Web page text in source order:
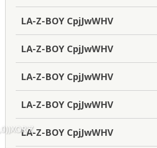
LA-Z-BOY CpjJwWHV
LA-Z-BOY CpjJwWHV
LA-Z-BOY CpjJwWHV
LA-Z-BOY CpjJwWHV
LA-Z-BOY CpjJwWHV